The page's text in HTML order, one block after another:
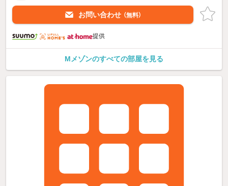
お問い合わせ （無料）
提供
Mメゾンのすべての部屋を見る